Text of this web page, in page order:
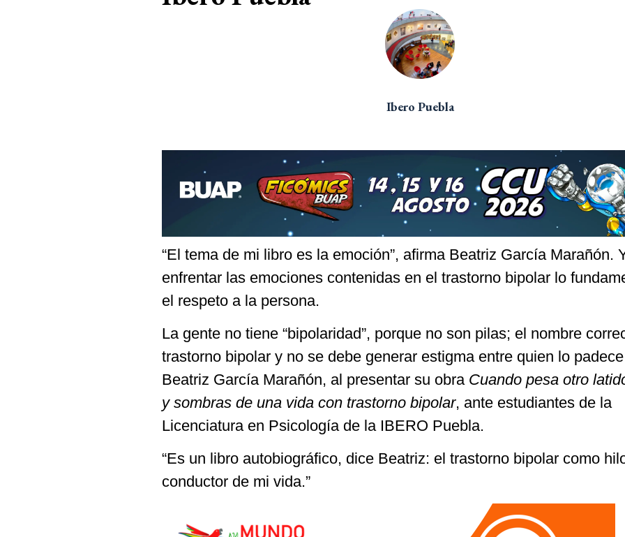
Ibero Puebla
“El tema de mi libro es la emoción”, afirma Beatriz García Marañón.
enfrentar las emociones contenidas en el trastorno bipolar lo
el respeto a la persona.
La gente no tiene “bipolaridad”, porque no son pilas; el nombre
trastorno bipolar y no se debe generar estigma entre quien lo
Beatriz García Marañón, al presentar su obra Cuando pesa otro
y sombras de una vida con trastorno bipolar, ante estudiantes de la
Licenciatura en Psicología de la IBERO Puebla.
“Es un libro autobiográfico, dice Beatriz: el trastorno bipolar como
conductor de mi vida.”